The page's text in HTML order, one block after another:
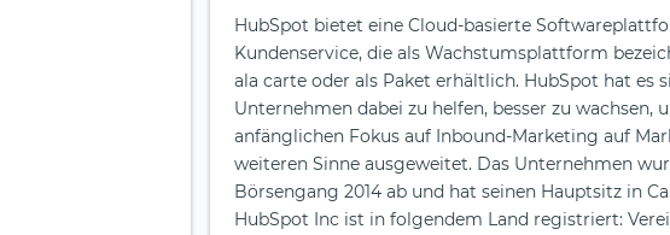
HubSpot bietet eine Cloud-basierte
Kundenservice, die als Wachstumsplattform
ala carte oder als Paket erhältlich. HubSpot hat es
Unternehmen dabei zu helfen, besser zu wachsen,
anfänglichen Fokus auf Inbound-Marketing auf
weiteren Sinne ausgeweitet. Das Unternehmen
Börsengang 2014 ab und hat seinen Hauptsitz in
HubSpot Inc ist in folgendem Land registriert: